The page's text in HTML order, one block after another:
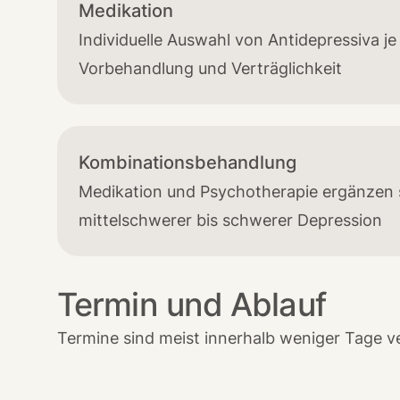
Medikation
Individuelle Auswahl von Antidepressiva
Vorbehandlung und Verträglichkeit
Kombinationsbehandlung
Medikation und Psychotherapie ergänzen
mittelschwerer bis schwerer Depression
Termin und Ablauf
Termine sind meist innerhalb weniger Tage